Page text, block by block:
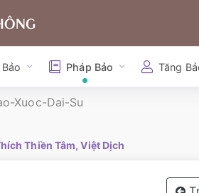
Pháp Bảo Tăng
Xuoc-Dai-Su
Thiền Tâm, Việt Dịch